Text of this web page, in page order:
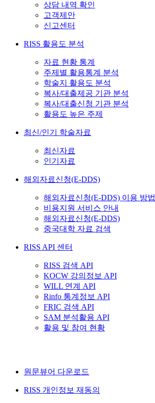
상담 내역 확인
고객제안
신고센터
RISS 활용도 분석
자료 현황 통계
주제별 활용통계 분석
학술지 활용도 분석
복사/대출제공 기관 분석
복사/대출신청 기관 분석
활용도 높은 주제
최신/인기 학술자료
최신자료
인기자료
해외자료신청(E-DDS)
해외자료신청(E-DDS) 이용 방법
비용지원 서비스 안내
해외자료신청(E-DDS)
중국대학 자료 검색
RISS API 센터
RISS 검색 API
KOCW 강의정보 API
WILL 연계 API
Rinfo 통계정보 API
FRIC 검색 API
SAM 분석활용 API
활용 및 참여 현황
원문뷰어 다운로드
RISS 개인정보 재동의